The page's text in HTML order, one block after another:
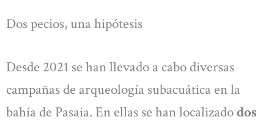
Dos pecios, una hipótesis
Desde 2021 se han llevado a cabo diversas
campañas de arqueología subacuática en la
bahía de Pasaia. En ellas se han localizadodos